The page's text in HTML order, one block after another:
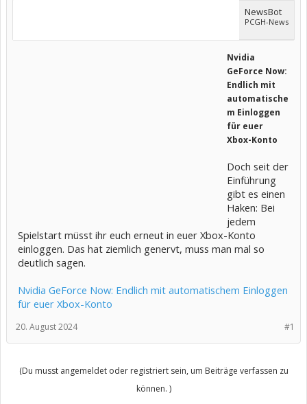
NewsBot
PCGH-News
Nvidia
GeForce Now:
Endlich mit
automatische
m Einloggen
für euer
Xbox-Konto
Doch seit der
Einführung
gibt es einen
Haken: Bei
jedem
Spielstart müsst ihr euch erneut in euer Xbox-Konto
einloggen. Das hat ziemlich genervt, muss man mal so
deutlich sagen.
Nvidia GeForce Now: Endlich mit automatischem Einloggen
für euer Xbox-Konto
#1
20. August 2024
(Du musst angemeldet oder registriert sein, um Beiträge verfassen zu
können. )